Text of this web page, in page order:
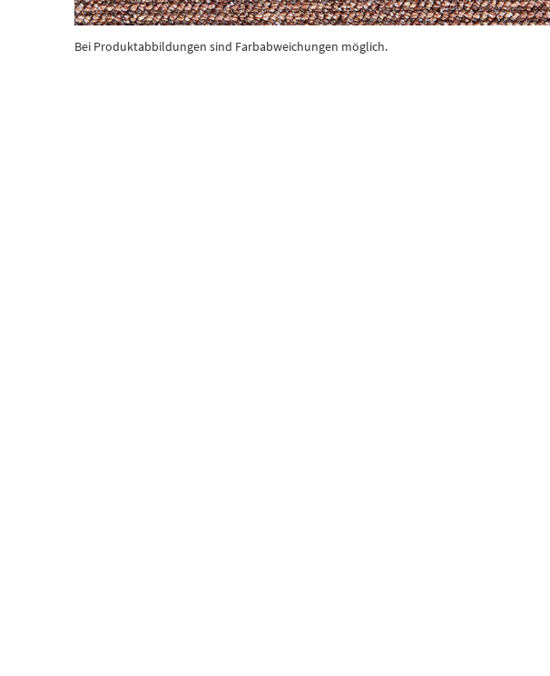
Bei Produktabbildungen sind Farbabweichungen möglich.